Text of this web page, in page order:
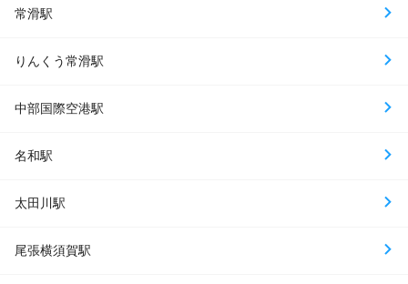
常滑駅
りんくう常滑駅
中部国際空港駅
名和駅
太田川駅
尾張横須賀駅